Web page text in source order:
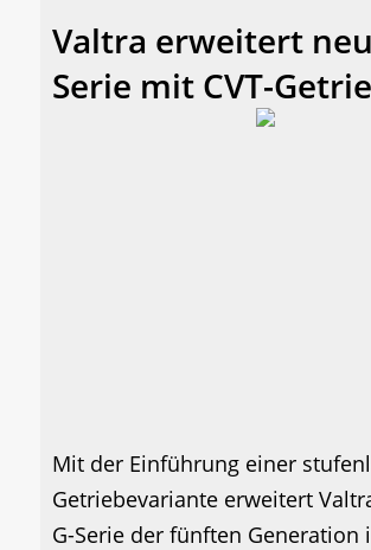
Valtra erweitert
Serie mit CVT-
Mit der Einführung einer
Getriebevariante erweitert
G-Serie der fünften Generation